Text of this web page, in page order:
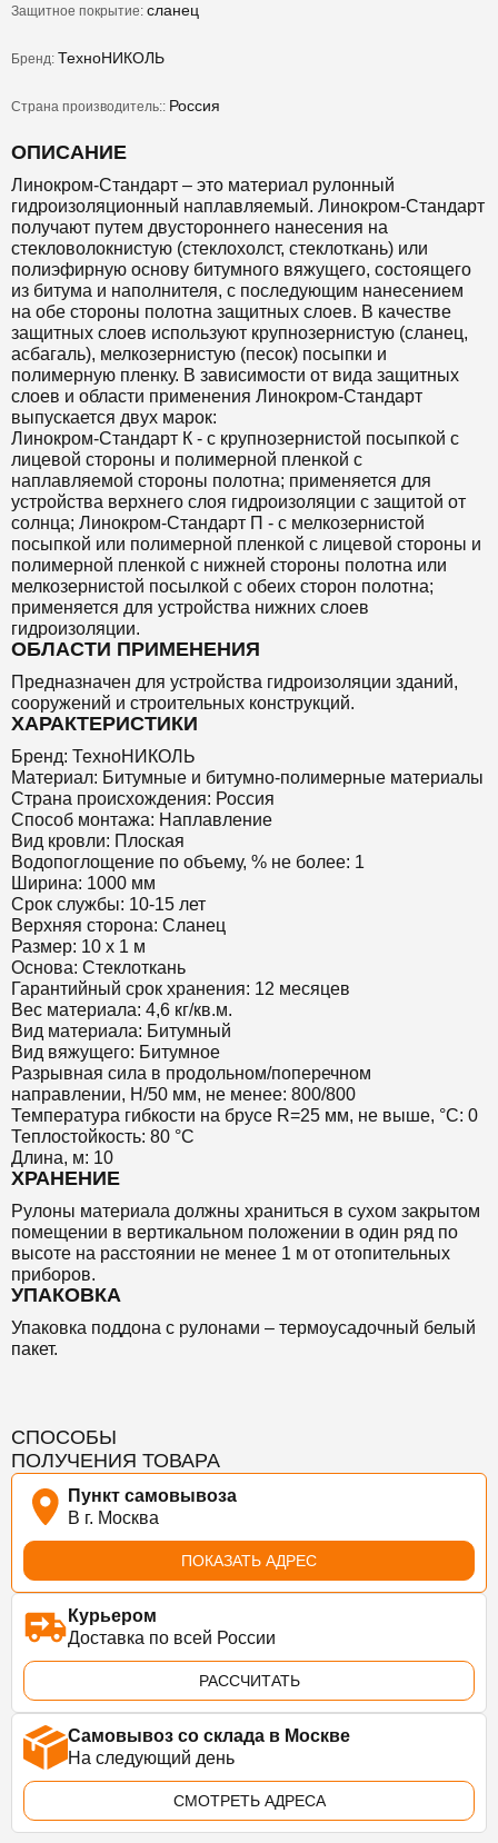
Защитное покрытие: сланец
Бренд: ТехноНИКОЛЬ
Страна производитель:: Россия
ОПИСАНИЕ
Линокром-Стандарт – это материал рулонный
гидроизоляционный наплавляемый. Линокром-Стандарт
получают путем двустороннего нанесения на
стекловолокнистую (стеклохолст, стеклоткань) или
полиэфирную основу битумного вяжущего, состоящего
из битума и наполнителя, с последующим нанесением
на обе стороны полотна защитных слоев. В качестве
защитных слоев используют крупнозернистую (сланец,
асбагаль), мелкозернистую (песок) посыпки и
полимерную пленку. В зависимости от вида защитных
слоев и области применения Линокром-Стандарт
выпускается двух марок:
Линокром-Стандарт К - с крупнозернистой посыпкой с
лицевой стороны и полимерной пленкой с
наплавляемой стороны полотна; применяется для
устройства верхнего слоя гидроизоляции с защитой от
солнца; Линокром-Стандарт П - с мелкозернистой
посыпкой или полимерной пленкой с лицевой стороны и
полимерной пленкой с нижней стороны полотна или
мелкозернистой посылкой с обеих сторон полотна;
применяется для устройства нижних слоев
гидроизоляции.
ОБЛАСТИ ПРИМЕНЕНИЯ
Предназначен для устройства гидроизоляции зданий,
сооружений и строительных конструкций.
ХАРАКТЕРИСТИКИ
Бренд: ТехноНИКОЛЬ
Материал: Битумные и битумно-полимерные материалы
Страна происхождения: Россия
Способ монтажа: Наплавление
Вид кровли: Плоская
Водопоглощение по объему, % не более: 1
Ширина: 1000 мм
Срок службы: 10-15 лет
Верхняя сторона: Сланец
Размер: 10 х 1 м
Основа: Стеклоткань
Гарантийный срок хранения: 12 месяцев
Вес материала: 4,6 кг/кв.м.
Вид материала: Битумный
Вид вяжущего: Битумное
Разрывная сила в продольном/поперечном
направлении, Н/50 мм, не менее: 800/800
Температура гибкости на брусе R=25 мм, не выше, °C: 0
Теплостойкость: 80 °C
Длина, м: 10
ХРАНЕНИЕ
Рулоны материала должны храниться в сухом закрытом
помещении в вертикальном положении в один ряд по
высоте на расстоянии не менее 1 м от отопительных
приборов.
УПАКОВКА
Упаковка поддона с рулонами – термоусадочный белый
пакет.
СПОСОБЫ
ПОЛУЧЕНИЯ ТОВАРА
Пункт самовывоза
В г. Москва
ПОКАЗАТЬ АДРЕС
Курьером
Доставка по всей России
РАССЧИТАТЬ
Самовывоз со склада в Москве
На следующий день
СМОТРЕТЬ АДРЕСА